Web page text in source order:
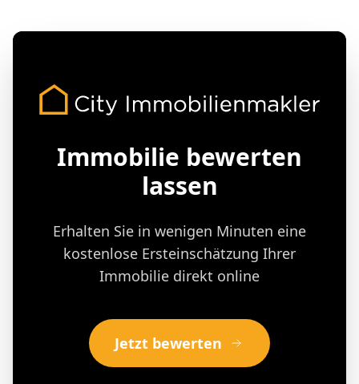
Immobilie bewerten
lassen
Erhalten Sie in wenigen Minuten eine
kostenlose Ersteinschätzung Ihrer
Immobilie direkt online
Jetzt bewerten